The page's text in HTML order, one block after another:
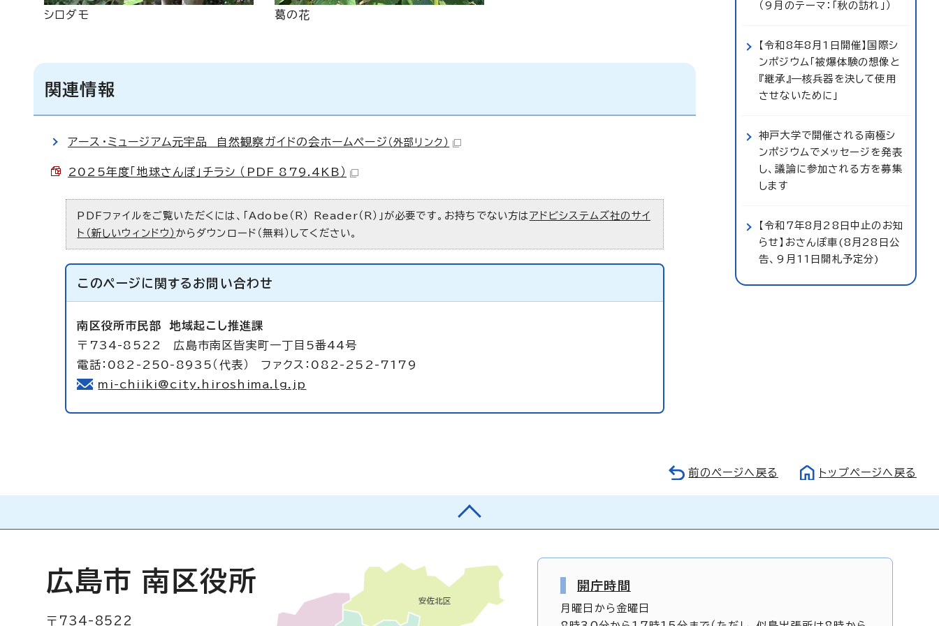
シロダモ 葛の花
関連情報
アース・ミュージアム元宇品 自然観察ガイドの会ホームページ （外部リンク）
2025年度「地球さんぽ」チラシ （PDF 879.4KB）
PDFファイルをご覧いただくには、「Adobe（R） Reader（R）」が必要です。お持ちでない方は アドビシステムズ社のサイ
ト（新しいウィンドウ） からダウンロード（無料）してください。
このページに関する お問い合わせ
南区役所市民部地域起こし推進課
〒734-8522 広島市南区皆実町一丁目5番44号
電話：082-250-8935（代表） ファクス：082-252-7179
mi-chiiki@city.hiroshima.lg.jp
（9月のテーマ：「秋の訪れ」）
【令和8年8月1日開催】国際シ
ンポジウム「被爆体験の想像と
『継承』—核兵器を決して使用
させないために」
神戸大学で開催される南極シ
ンポジウムでメッセージを発表
し、議論に参加される方を募集
します
【令和7年8月28日中止のお知
らせ】おさんぽ車(8月28日公
告、9月11日開札予定分)
前のページへ戻る トップページへ戻る
広島市 南区役所
〒734-8522
開庁時間
月曜日から金曜日